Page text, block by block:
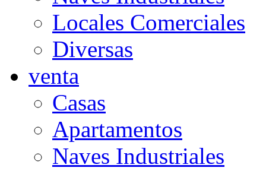
Locales Comerciales
Diversas
venta
Casas
Apartamentos
Naves Industriales